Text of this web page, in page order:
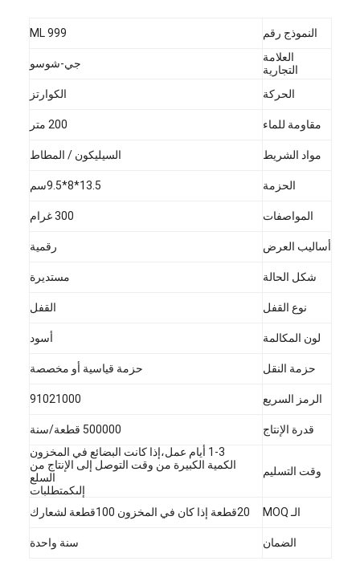
النموذج رقم
ML 999
العلامة
التجارية
جي-شوسو
الحركة الكوارتز
مقاومة للماء 200 متر
مواد الشريط السيليكون / المطاط
الحزمة 13.5*8*9.5سم
المواصفات 300 غرام
أساليب العرض رقمية
شكل الحالة مستديرة
نوع القفل القفل
لون المكالمة أسود
حزمة النقل حزمة قياسية أو مخصصة
الرمز السريع 91021000
قدرة الإنتاج 500000 قطعة/سنة
وقت التسليم
1-3 أيام عمل،إذا كانت البضائع في المخزون
الكمية الكبيرة من وقت التوصل إلى الإنتاج من
السلع
إلىكمتطلبات
الـ MOQ
20قطعة إذا كان في المخزون 100قطعة لشعارك
الضمان سنة واحدة